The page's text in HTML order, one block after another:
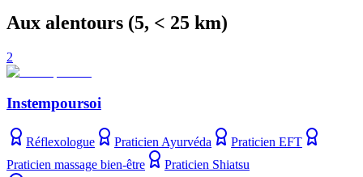
Aux alentours (5, < 25 km)
2
Instempoursoi
Réflexologue Praticien Ayurvéda
Praticien EFT
Praticien massage bien-être
Praticien Shiatsu